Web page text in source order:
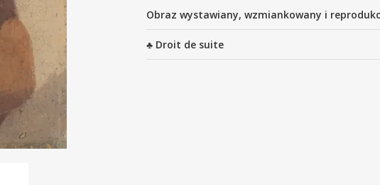
Obraz wystawiany, wzmiankowany i
♣ Droit de suite